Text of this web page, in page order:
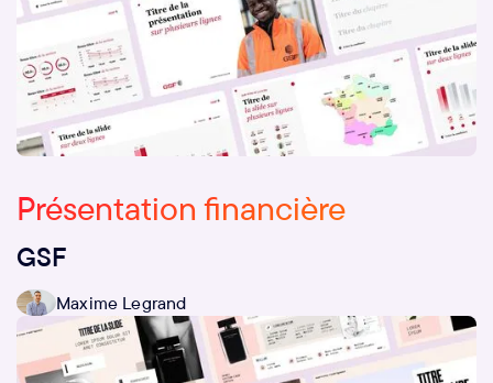
Présentation financière
GSF
Maxime Legrand